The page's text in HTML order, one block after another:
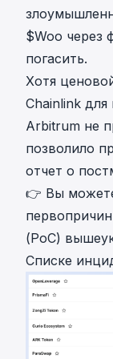
$Woo через
погасить.
Хотя
Chainlink
Arbitrum не
позволило
отчет о
👉 Вы
(PoC)
Списке